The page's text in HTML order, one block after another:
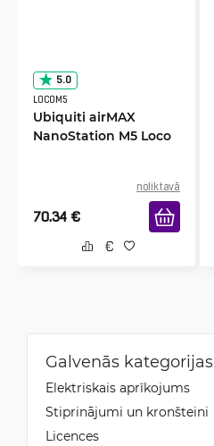
5.0
LOCOM5
Ubiquiti airMAX
NanoStation M5 Loco
noliktavā
70.34 €
Galvenās kategorijas
Elektriskais aprīkojums
Stiprinājumi un kronšteini
Licences